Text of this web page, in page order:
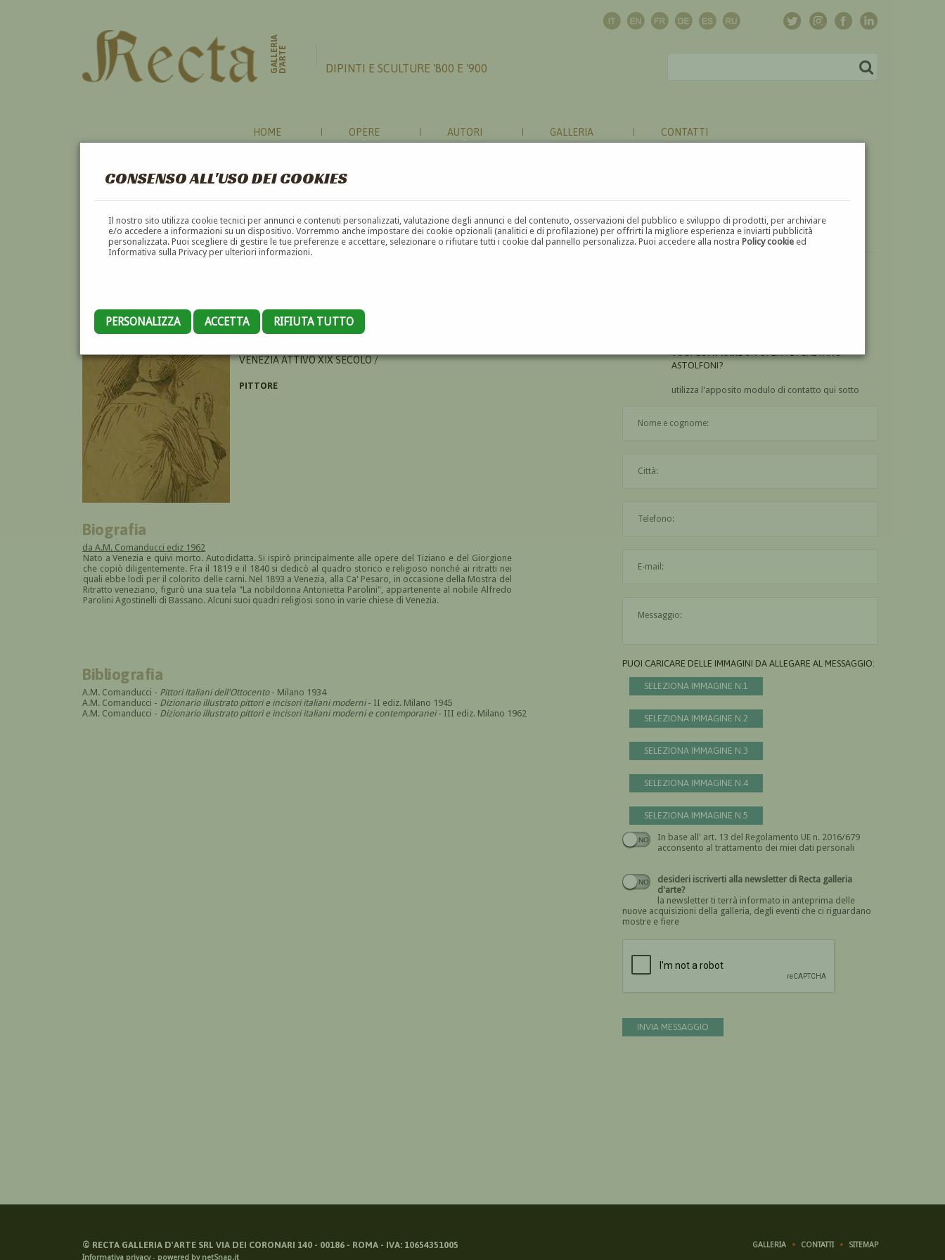
CONSENSO ALL'USO DEI COOKIES
Il nostro sito utilizza cookie tecnici per annunci e contenuti personalizzati, valutazione degli annunci e del contenuto, osservazioni del pubblico e sviluppo di prodotti, per archiviare
e/o accedere a informazioni su un dispositivo. Vorremmo anche impostare dei cookie opzionali (analitici e di profilazione) per offrirti la migliore esperienza e inviarti pubblicità
personalizzata. Puoi scegliere di gestire le tue preferenze e accettare, selezionare o rifiutare tutti i cookie dal pannello personalizza. Puoi accedere alla nostraPolicy cookie ed
Informativa sulla Privacy per ulteriori informazioni.
PERSONALIZZA ACCETTA RIFIUTA TUTTO
GALLERIAD'ARTE DIPINTI E SCULTURE '800 E '900
HOME OPERE AUTORI GALLERIA CONTATTI
GAETANO ASTOLFONI
VENEZIA ATTIVO XIX SECOLO /
PITTORE
Biografia
da A.M. Comanducci ediz 1962
Nato a Venezia e quivi morto. Autodidatta. Si ispirò principalmente alle opere del Tiziano e del Giorgione
che copiò diligentemente. Fra il 1819 e il 1840 si dedicò al quadro storico e religioso nonché ai ritratti nei
quali ebbe lodi per il colorito delle carni. Nel 1893 a Venezia, alla Ca' Pesaro, in occasione della Mostra del
Ritratto veneziano, figurò una sua tela "La nobildonna Antonietta Parolini", appartenente al nobile Alfredo
Parolini Agostinelli di Bassano. Alcuni suoi quadri religiosi sono in varie chiese di Venezia.
Bibliografia
A.M. Comanducci - Pittori italiani dell'Ottocento- Milano 1934
A.M. Comanducci - Dizionario illustrato pittori e incisori italiani moderni- II ediz. Milano 1945
A.M. Comanducci - Dizionario illustrato pittori e incisori italiani moderni e contemporanei- III ediz. Milano 1962
VUOICOMPRAREUN'OPERA DI GAETANO
ASTOLFONI?
utilizza l'apposito modulo di contatto qui sotto
PUOI CARICARE DELLE IMMAGINI DA ALLEGARE AL MESSAGGIO:
SELEZIONA IMMAGINE N.1
SELEZIONA IMMAGINE N.2
SELEZIONA IMMAGINE N.3
SELEZIONA IMMAGINE N.4
SELEZIONA IMMAGINE N.5
In base all' art. 13 del Regolamento UE n. 2016/679
acconsento al trattamento dei miei dati personali
Devi dare il consenso
desideri iscriverti alla newsletter di Recta galleria
d'arte?
la newsletter ti terrà informato in anteprima delle
nuove acquisizioni della galleria, degli eventi che ci riguardano
mostre e fiere
INVIA MESSAGGIO
© RECTA GALLERIA D'ARTE SRL VIA DEI CORONARI 140 - 00186 - ROMA - IVA: 10654351005
Informativa privacy- powered by netSnap.it
GALLERIA CONTATTI SITEMAP